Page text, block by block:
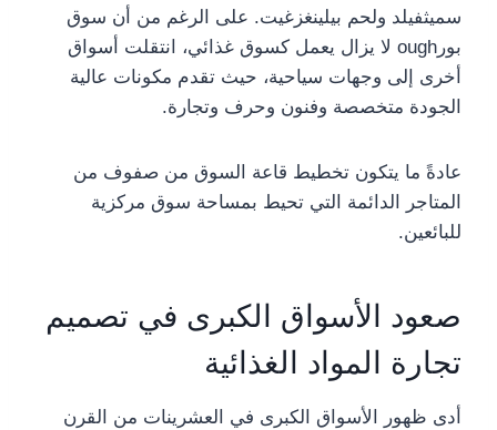
سميثفيلد ولحم بيلينغزغيت. على الرغم من أن سوق
بورough لا يزال يعمل كسوق غذائي، انتقلت أسواق
أخرى إلى وجهات سياحية، حيث تقدم مكونات عالية
الجودة متخصصة وفنون وحرف وتجارة.
عادةً ما يتكون تخطيط قاعة السوق من صفوف من
المتاجر الدائمة التي تحيط بمساحة سوق مركزية
للبائعين.
صعود الأسواق الكبرى في تصميم
تجارة المواد الغذائية
أدى ظهور الأسواق الكبرى في العشرينات من القرن